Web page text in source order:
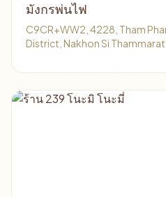
มังกรพ่นไฟ
C9CR+WW2, 4228, Tham
District, Nakhon Si